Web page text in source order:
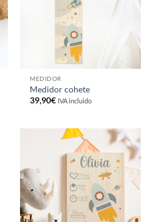
MEDIDOR
Medidor cohete
39,90€ IVA incluido